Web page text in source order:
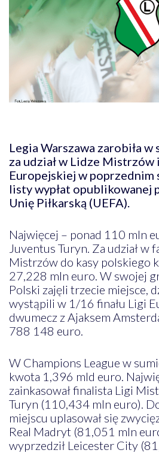
Legia Warszawa zarobiła
za udział w Lidze Mistrzów
Europejskiej w poprzednim
listy wypłat opublikowanej
Unię Piłkarską (UEFA).
Najwięcej – ponad 110 mln
Juventus Turyn. Za udział w
Mistrzów do kasy polskiego
27,228 mln euro. W swojej
Polski zajęli trzecie miejsce,
wystąpili w 1/16 finału Ligi
dwumecz z Ajaksem
788 148 euro.
W Champions League w
kwota 1,396 mld euro.
zainkasował finalista Ligi
Turyn (110,434 mln euro).
miejscu uplasował się
Real Madryt (81,051 mln
wyprzedził Leicester City